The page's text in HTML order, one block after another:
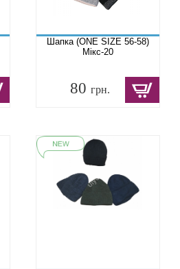
Шапка (ONE SIZE 56-58)
Мікс-20
80 грн.